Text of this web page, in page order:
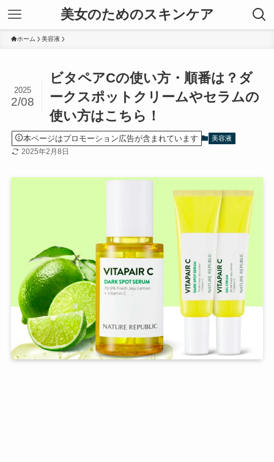
美女のためのスキンケア
ホーム 美容液
ビタペアCの使い方・順番は？ダ
ークスポットクリームやセラムの
使い方はこちら！
2025
2/08
本ページはプロモーション広告が含まれています 美容液
2025年2月8日